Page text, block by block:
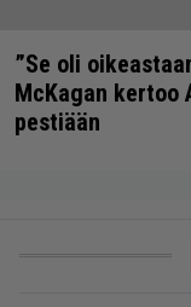
”Se oli
McKagan kertoo
pestiään